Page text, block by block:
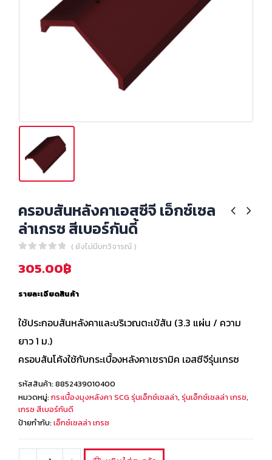
ครอบสันหลังคาเอสซีจี เอ็กซ์เซล
ล่าเกรซ สีเบอร์กันดี้
( ยังไม่มีบทวิจารณ์ )
305.00฿
รายละเอียดสินค้า
ใช้ประกอบสันหลังคาและบริเวณตะเข้สัน (3.3 แผ่น / ความ
ยาว 1 ม.)
ครอบสันโค้งใช้กับกระเบื้องหลังคาเซรามิค เอสซีจีรุ่นเกรซ
รหัสสินค้า:8852439010400
หมวดหมู่:กระเบื้องมุงหลังคา SCG รุ่นเอ็กซ์เซลล่า, รุ่นเอ็กซ์เซลล่า เกรซ,
เกรซ สีเบอร์กันดี
ป้ายกำกับ:เอ็กซ์เซลล่า เกรซ